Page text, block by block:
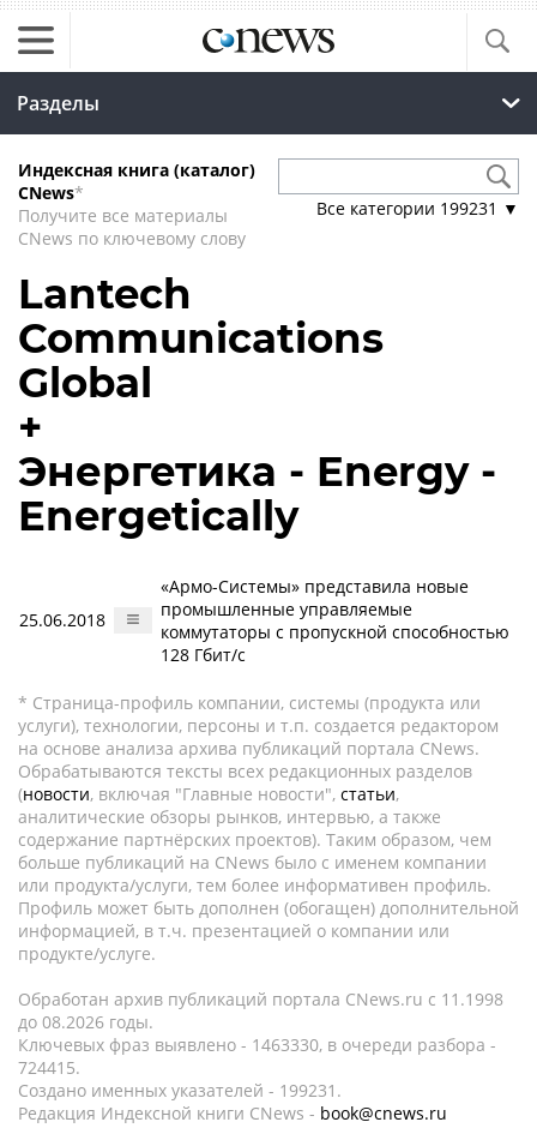
Разделы
Индексная книга (каталог)
CNews*
Получите все материалы
CNews по ключевому слову
Все категории 199231 ▼
Lantech
Communications
Global
+
Энергетика - Energy -
Energetically
25.06.2018
«Армо-Системы» представила новые
промышленные управляемые
коммутаторы с пропускной способностью
128 Гбит/с
* Страница-профиль компании, системы (продукта или
услуги), технологии, персоны и т.п. создается редактором
на основе анализа архива публикаций портала CNews.
Обрабатываются тексты всех редакционных разделов
(новости, включая "Главные новости", статьи,
аналитические обзоры рынков, интервью, а также
содержание партнёрских проектов). Таким образом, чем
больше публикаций на CNews было с именем компании
или продукта/услуги, тем более информативен профиль.
Профиль может быть дополнен (обогащен) дополнительной
информацией, в т.ч. презентацией о компании или
продукте/услуге.
Обработан архив публикаций портала CNews.ru c 11.1998
до 08.2026 годы.
Ключевых фраз выявлено - 1463330, в очереди разбора -
724415.
Создано именных указателей - 199231.
Редакция Индексной книги CNews - book@cnews.ru